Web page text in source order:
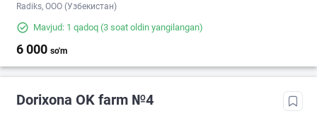
Radiks, ООО (Узбекистан)
Mavjud: 1 qadoq (3 soat oldin yangilangan)
6 000 so'm
Dorixona ОK farm №4